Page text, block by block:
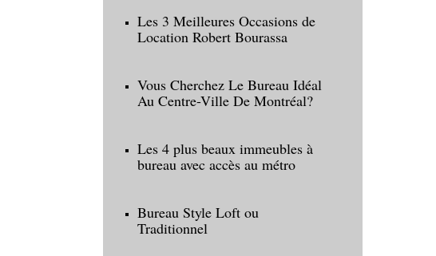
Les 3 Meilleures Occasions de
Location Robert Bourassa
Vous Cherchez Le Bureau Idéal
Au Centre-Ville De Montréal?
Les 4 plus beaux immeubles à
bureau avec accès au métro
Bureau Style Loft ou
Traditionnel